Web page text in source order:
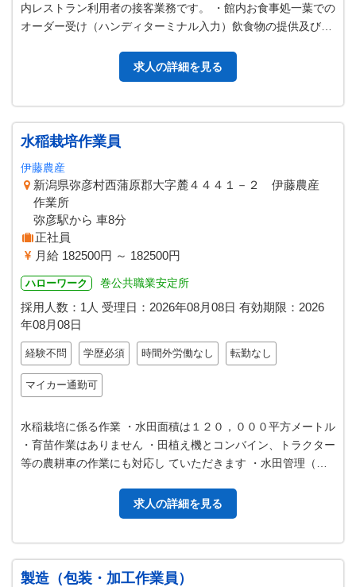
内レストラン利用者の接客業務です。 ・館内お食事処一葉での
オーダー受け（ハンディターミナル入力）飲食物の提供及び後
求人の詳細を見る
水稲栽培作業員
伊藤農産
新潟県弥彦村西蒲原郡大字麓４４４１－２ 伊藤農産
作業所
弥彦駅から 車8分
正社員
月給 182500円 ～ 182500円
ハローワーク 巻公共職業安定所
採用人数：1人 受理日： 2026年08月08日 有効期限： 2026
年08月08日
経験不問 学歴必須 時間外労働なし 転勤なし
マイカー通勤可
水稲栽培に係る作業 ・水田面積は１２０，０００平方メートル
・育苗作業はありません ・田植え機とコンバイン、トラクター
等の農耕車の作業にも対応し ていただきます ・水田管理（除
求人の詳細を見る
製造（包装・加工作業員）